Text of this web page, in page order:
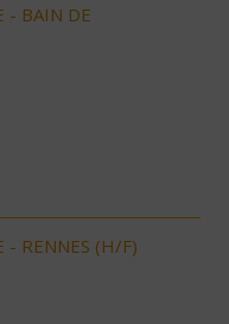
- BAIN DE
- RENNES (H/F)